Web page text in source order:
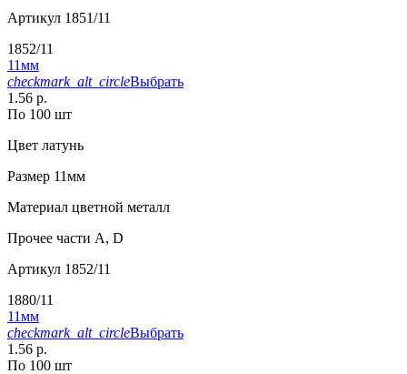
Артикул 1851/11
1852/11
11мм
checkmark_alt_circleВыбрать
1.56 р.
По 100 шт
Цвет латунь
Размер 11мм
Материал цветной металл
Прочее части А, D
Артикул 1852/11
1880/11
11мм
checkmark_alt_circleВыбрать
1.56 р.
По 100 шт